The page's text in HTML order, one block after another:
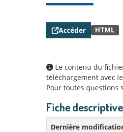
Accéder HTML
Le contenu du
téléchargement avec
Pour toutes questions
Fiche
Dernière